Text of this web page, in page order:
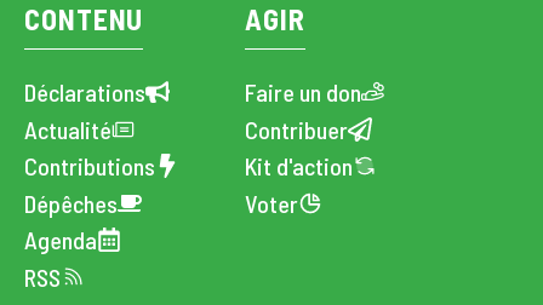
CONTENU
Déclarations
Actualité
Contributions
Dépêches
Agenda
RSS
AGIR
Faire un don
Contribuer
Kit d'action
Voter